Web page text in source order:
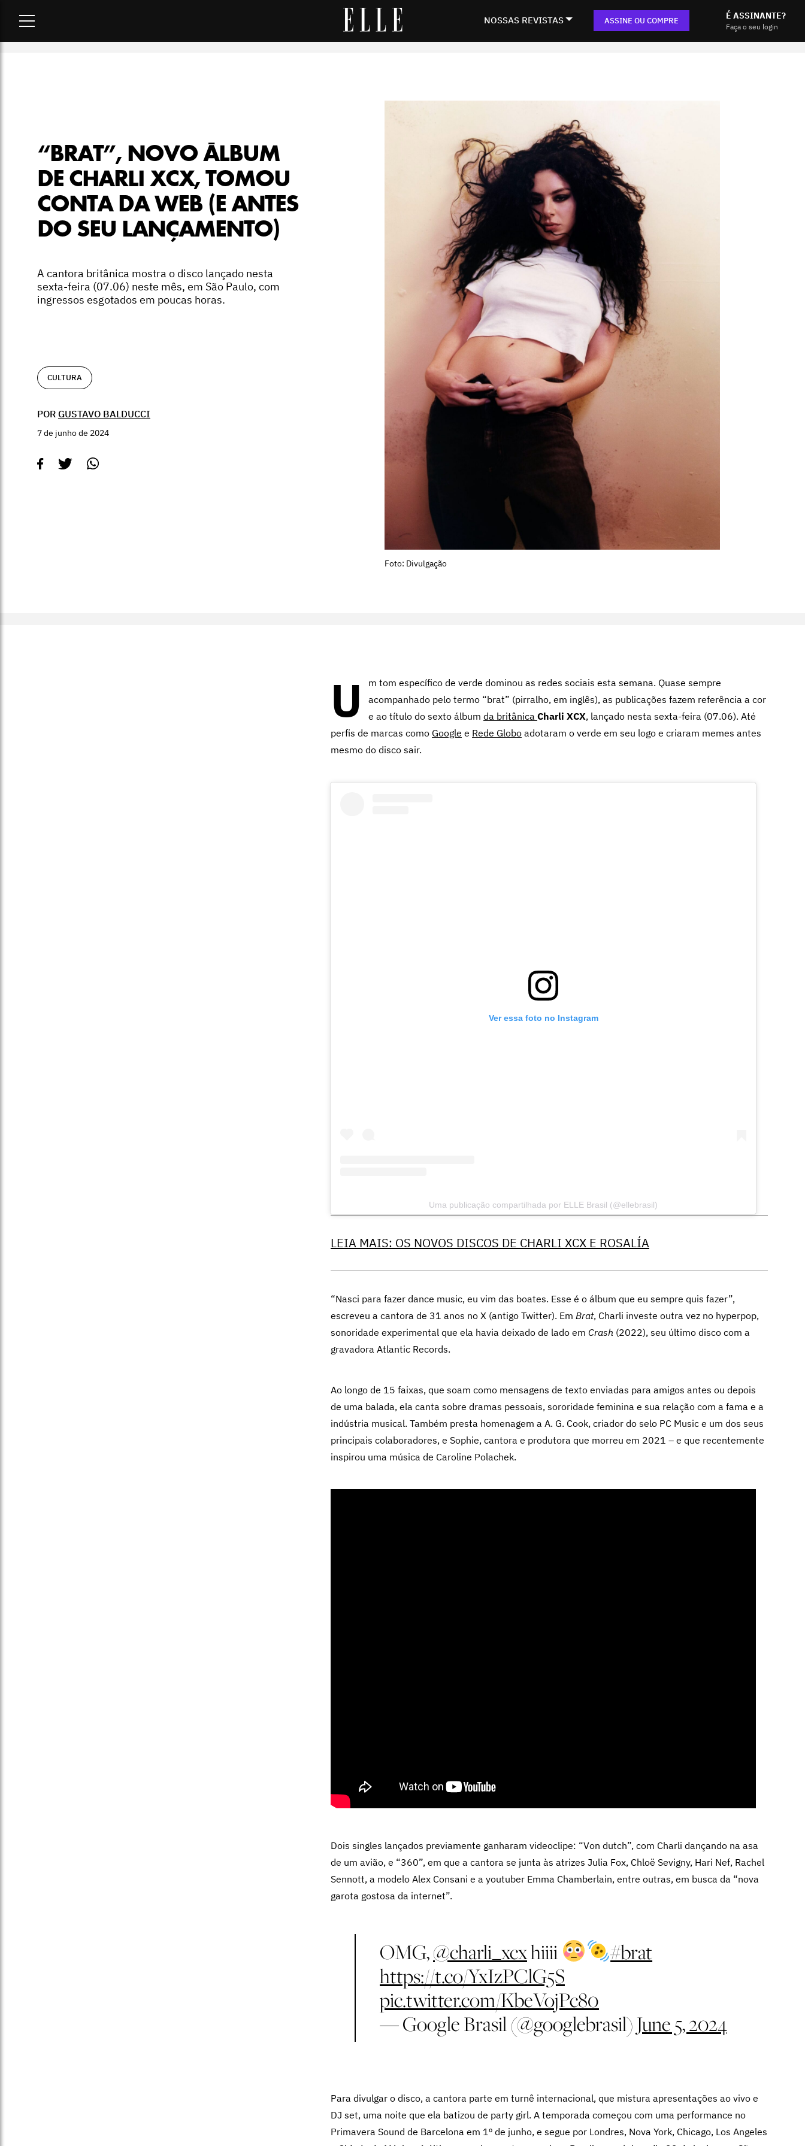
NOSSAS REVISTAS ASSINE OU COMPRE É ASSINANTE?
Faça o seu login
“Brat”, novo álbum de Charli XCX, tomou conta da web (e antes do seu lançamento)
“BRAT”, NOVO ÁLBUM
DE CHARLI XCX, TOMOU
CONTA DA WEB (E ANTES
DO SEU LANÇAMENTO)
A cantora britânica mostra o disco lançado nesta
sexta-feira (07.06) neste mês, em São Paulo, com
ingressos esgotados em poucas horas.
CULTURA
POR GUSTAVO BALDUCCI
7 de junho de 2024
Foto: Divulgação
U
m tom específico de verde dominou as redes sociais esta semana. Quase sempre
acompanhado pelo termo “brat” (pirralho, em inglês), as publicações fazem referência a cor
e ao título do sexto álbum da britânica Charli XCX, lançado nesta sexta-feira (07.06). Até
perfis de marcas como Google e Rede Globo adotaram o verde em seu logo e criaram memes antes
mesmo do disco sair.
Ver essa foto no Instagram
Uma publicação compartilhada por ELLE Brasil (@ellebrasil)
LEIA MAIS: OS NOVOS DISCOS DE CHARLI XCX E ROSALÍA
“Nasci para fazer dance music, eu vim das boates. Esse é o álbum que eu sempre quis fazer”,
escreveu a cantora de 31 anos no X (antigo Twitter). Em Brat, Charli investe outra vez no hyperpop,
sonoridade experimental que ela havia deixado de lado em Crash (2022), seu último disco com a
gravadora Atlantic Records.
Ao longo de 15 faixas, que soam como mensagens de texto enviadas para amigos antes ou depois
de uma balada, ela canta sobre dramas pessoais, sororidade feminina e sua relação com a fama e a
indústria musical. Também presta homenagem a A. G. Cook, criador do selo PC Music e um dos seus
principais colaboradores, e Sophie, cantora e produtora que morreu em 2021 – e que recentemente
inspirou uma música de Caroline Polachek.
Dois singles lançados previamente ganharam videoclipe: “Von dutch”, com Charli dançando na asa
de um avião, e “360”, em que a cantora se junta às atrizes Julia Fox, Chloë Sevigny, Hari Nef, Rachel
Sennott, a modelo Alex Consani e a youtuber Emma Chamberlain, entre outras, em busca da “nova
garota gostosa da internet”.
OMG,@charli_xcxhiiii
#brat
https://t.co/YxIzPClG5S
pic.twitter.com/KbeVojPc80
— Google Brasil (@googlebrasil)June 5, 2024
Para divulgar o disco, a cantora parte em turnê internacional, que mistura apresentações ao vivo e
DJ set, uma noite que ela batizou de party girl. A temporada começou com uma performance no
Primavera Sound de Barcelona em 1º de junho, e segue por Londres, Nova York, Chicago, Los Angeles